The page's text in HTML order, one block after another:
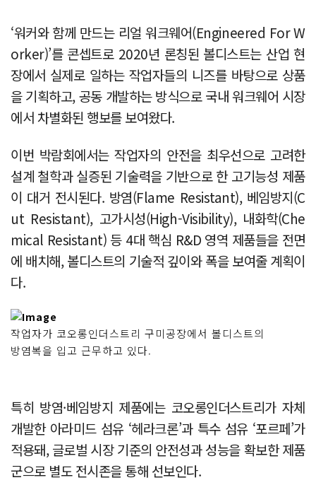
‘워커와 함께 만드는 리얼 워크웨어(Engineered For W
orker)’를 콘셉트로 2020년 론칭된 볼디스트는 산업 현
장에서 실제로 일하는 작업자들의 니즈를 바탕으로 상품
을 기획하고, 공동 개발하는 방식으로 국내 워크웨어 시장
에서 차별화된 행보를 보여왔다.
이번 박람회에서는 작업자의 안전을 최우선으로 고려한
설계 철학과 실증된 기술력을 기반으로 한 고기능성 제품
이 대거 전시된다. 방염(Flame Resistant), 베임방지(C
ut Resistant), 고가시성(High-Visibility), 내화학(Che
mical Resistant) 등 4대 핵심 R&D 영역 제품들을 전면
에 배치해, 볼디스트의 기술적 깊이와 폭을 보여줄 계획이
다.
작업자가 코오롱인더스트리 구미공장에서 볼디스트의
방염복을 입고 근무하고 있다.
특히 방염·베임방지 제품에는 코오롱인더스트리가 자체
개발한 아라미드 섬유 ‘헤라크론’과 특수 섬유 ‘포르페’가
적용돼, 글로벌 시장 기준의 안전성과 성능을 확보한 제품
군으로 별도 전시존을 통해 선보인다.